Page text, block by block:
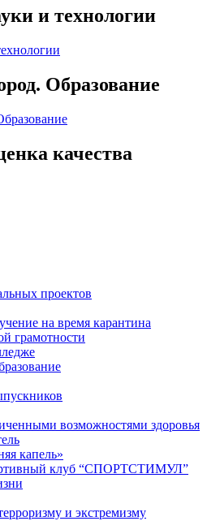
и технологии
Образование
качества
проектов
на время карантина
грамотности
возможностями здоровья
капель»
клуб “СПОРТСТИМУЛ”
и экстремизму